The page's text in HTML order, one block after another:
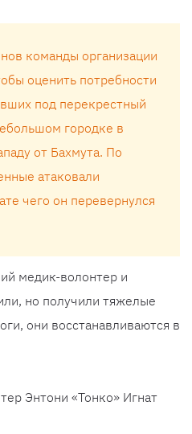
команды организации
оценить потребности
под перекрестный
городке в
от Бахмута. По
атаковали
чего он перевернулся
медик-волонтер и
но получили тяжелые
они восстанавливаются в
Энтони «Тонко» Игнат